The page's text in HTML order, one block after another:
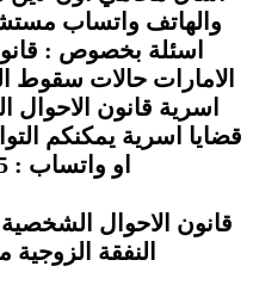
والهاتف واتساب
اسئلة بخصوص :
الامارات حالات سقوط
اسرية قانون
قضايا اسرية يمكنكم
او واتساب : 00971555570005
قانون الاحوال
النفقة